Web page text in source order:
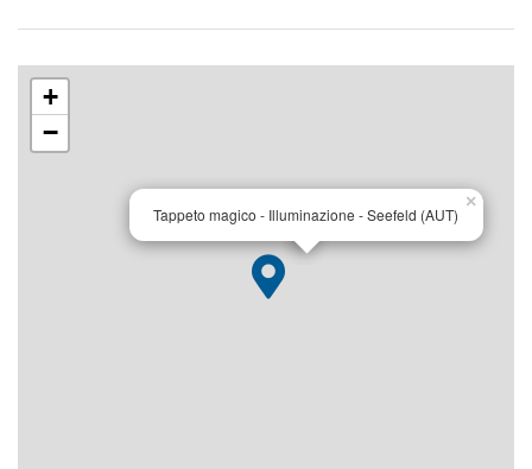
Tappeto magico - Illuminazione - Seefeld (AUT)
×
+
−